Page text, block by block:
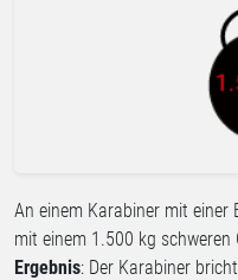
An einem Karabiner mit
mit einem 1.500 kg
Ergebnis: Der Karabiner